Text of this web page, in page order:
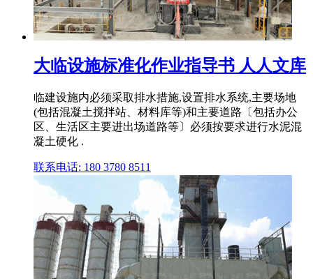
大临设施标准化作业指导书 人人文库
临建设施内必须采取排水措施,设置排水系统,主要场地
(包括混凝土搅拌站、材料库等)和主要道路〔包括办公
区、生活区主要进出场道路等〕必须按要求进行水泥混
凝土硬化 .
联系电话: 180 3780 8511